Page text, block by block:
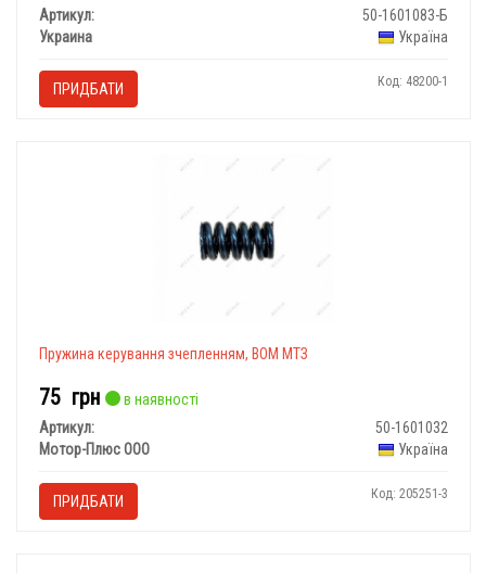
Артикул:
50-1601083-Б
Украина
Україна
ПРИДБАТИ Код: 48200-1
Пружина керування зчепленням, ВОМ МТЗ
75 грн
в наявності
Артикул:
50-1601032
Мотор-Плюс ООО
Україна
ПРИДБАТИ Код: 205251-3